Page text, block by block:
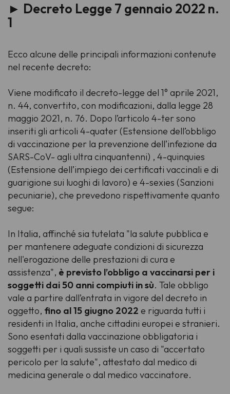
► Decreto Legge 7 gennaio 2022 n.
1
Ecco alcune delle principali informazioni contenute
nel recente decreto:
Viene modificato il decreto-legge del 1° aprile 2021,
n. 44, convertito, con modificazioni, dalla legge 28
maggio 2021, n. 76. Dopo l’articolo 4-ter sono
inseriti gli articoli 4-quater (Estensione dell’obbligo
di vaccinazione per la prevenzione dell’infezione da
SARS-CoV- agli ultra cinquantenni) , 4-quinquies
(Estensione dell’impiego dei certificati vaccinali e di
guarigione sui luoghi di lavoro) e 4-sexies (Sanzioni
pecuniarie), che prevedono rispettivamente quanto
segue:
In Italia, affinché sia tutelata "la salute pubblica e
per mantenere adeguate condizioni di sicurezza
nell'erogazione delle prestazioni di cura e
assistenza", è previsto l’obbligo a vaccinarsi per i
soggetti dai 50 anni compiuti in sù. Tale obbligo
vale a partire dall’entrata in vigore del decreto in
oggetto, fino al 15 giugno 2022 e riguarda tutti i
residenti in Italia, anche cittadini europei e stranieri.
Sono esentati dalla vaccinazione obbligatoria i
soggetti per i quali sussiste un caso di "accertato
pericolo per la salute", attestato dal medico di
medicina generale o dal medico vaccinatore.